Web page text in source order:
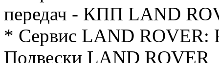
передач - КПП LAND
* Сервис LAND ROVER:
Подвески LAND ROVER